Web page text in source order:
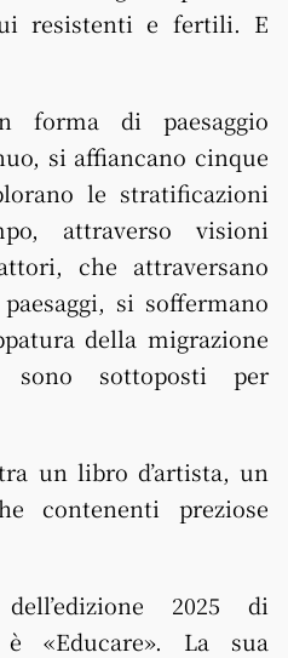
resistenti e fertili. E
forma di paesaggio
si affiancano cinque
le stratificazioni
attraverso visioni
che attraversano
si soffermano
della migrazione
sottoposti per
un libro d’artista, un
contenenti preziose
2025 di
è «Educare». La sua